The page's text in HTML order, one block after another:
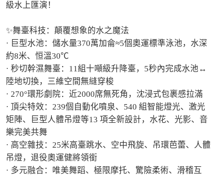
級水上匯演！
✨舞臺科技：顛覆想象的水之魔法
· 巨型水池：儲水量370萬加侖≈5個奧運標準泳池，水深
約8米、恒溫30℃
· 秒切幹濕舞臺：11組十噸級升降臺，5秒內完成水池↔
陸地切換，三維空間無縫穿梭
· 270°環形劇院：近2000席無死角，沈浸式包裹感拉滿
· 頂尖特效：239個自動化噴泉、540 組智能燈光、激光
矩陣、巨型人體吊燈等13 項全新設計，水花、光影、音
樂完美共舞
· 高空雜技：25米高臺跳水、空中飛旋、吊環芭蕾、人體
吊燈，退役奧運健將領銜
· 多元融合：唯美舞蹈、極限摩托、驚險柔術、滑稽互